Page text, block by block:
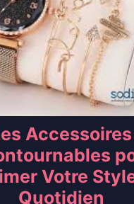
Accessoires
Votre
Quotidien